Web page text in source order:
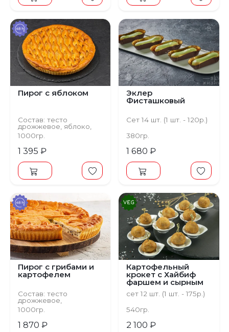
Пирог с яблоком
Состав: тесто
дрожжевое, яблоко,
корица
1000гр.
1 395 ₽
Эклер
Фисташковый
Сет 14 шт. (1 шт. - 120р.)
380гр.
1 680 ₽
Пирог с грибами и
картофелем
Состав: тесто
дрожжевое,
картофель,
шампиньоны, лук
репчатый
1000гр.
1 870 ₽
Картофельный
крокет с Хайбиф
фаршем и сырным
соусом
сет 12 шт. (1 шт. - 175р.)
540гр.
2 100 ₽